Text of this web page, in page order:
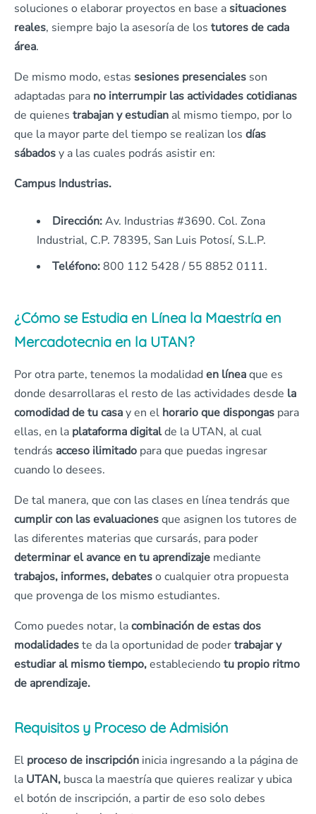
soluciones o elaborar proyectos en base asituaciones
reales, siempre bajo la asesoría de los tutores de cada
área.
De mismo modo, estas sesiones presenciales son
adaptadas para no interrumpir las actividades cotidianas
de quienes trabajan y estudian al mismo tiempo, por lo
que la mayor parte del tiempo se realizan los días
sábadosy a las cuales podrás asistir en:
Campus Industrias.
Dirección:Av. Industrias #3690. Col. Zona
Industrial, C.P. 78395, San Luis Potosí, S.L.P.
Teléfono:800 112 5428 / 55 8852 0111.
¿Cómo se Estudia en Línea la Maestría en
Mercadotecnia en la UTAN?
Por otra parte, tenemos la modalidaden líneaque es
donde desarrollaras el resto de las actividades desde la
comodidad de tu casay en el horario que dispongas para
ellas, en la plataforma digitalde la UTAN, al cual
tendrás acceso ilimitado para que puedas ingresar
cuando lo desees.
De tal manera, que con las clases en línea tendrás que
cumplir con las evaluacionesque asignen los tutores de
las diferentes materias que cursarás, para poder
determinar el avance en tu aprendizaje mediante
trabajos, informes, debateso cualquier otra propuesta
que provenga de los mismo estudiantes.
Como puedes notar, lacombinación de estas dos
modalidadeste da la oportunidad de podertrabajar y
estudiar al mismo tiempo,estableciendo tu propio ritmo
de aprendizaje.
Requisitos y Proceso de Admisión
El proceso de inscripción inicia ingresando a la página de
la UTAN, busca la maestría que quieres realizar y ubica
el botón de inscripción, a partir de eso solo debes